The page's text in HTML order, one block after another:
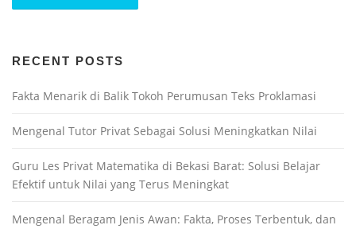
RECENT POSTS
Fakta Menarik di Balik Tokoh Perumusan Teks Proklamasi
Mengenal Tutor Privat Sebagai Solusi Meningkatkan Nilai
Guru Les Privat Matematika di Bekasi Barat: Solusi Belajar
Efektif untuk Nilai yang Terus Meningkat
Mengenal Beragam Jenis Awan: Fakta, Proses Terbentuk, dan